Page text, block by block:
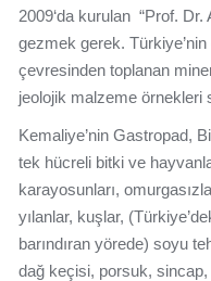
2009‘da kurulan “Prof.
gezmek gerek.
çevresinden toplanan
jeolojik malzeme örnekleri
Kemaliye’nin Gastropad,
tek hücreli bitki ve
karayosunları,
yılanlar, kuşlar,
barındıran yörede) soyu
dağ keçisi, porsuk, sincap,